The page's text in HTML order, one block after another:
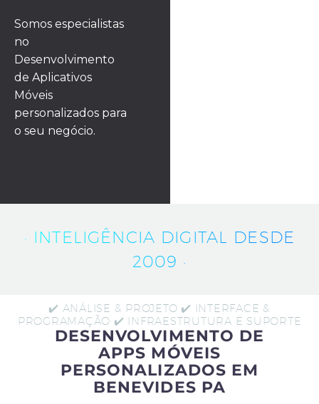
Somos especialistas
no
Desenvolvimento
de Aplicativos
Móveis
personalizados para
o seu negócio.
· INTELIGÊNCIA DIGITAL DESDE
2009 ·
✔️ ANÁLISE & PROJETO ✔️ INTERFACE &
PROGRAMAÇÃO ✔️ INFRAESTRUTURA E SUPORTE
DESENVOLVIMENTO DE
APPS MÓVEIS
PERSONALIZADOS EM
BENEVIDES PA